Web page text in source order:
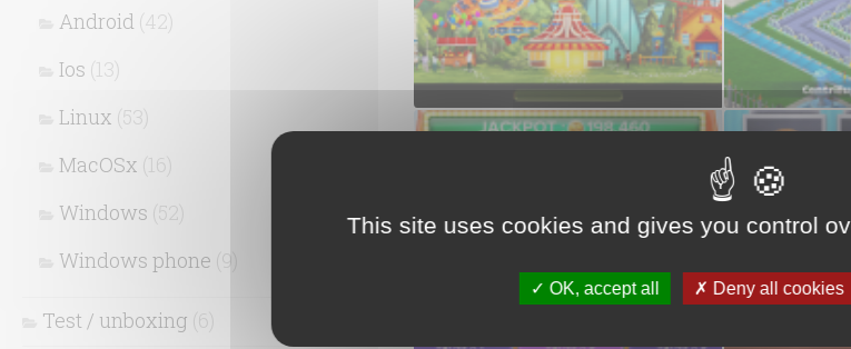
Lancement….
Android (42)
Ios (13)
Linux (53)
MacOSx (16)
Windows (52)
Windows phone (9)
Test / unboxing (6)
This site uses cookies and gives you control
OK, accept all Deny all cookies